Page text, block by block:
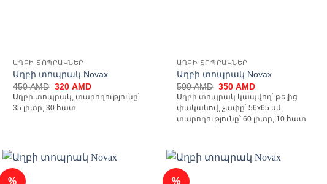
ԱՂԲԻ ՏՈՊՐԱԿՆԵՐ
Աղբի տոպրակ Novax
450AMD Original
price
was:
450 AMD.
320 AMDCurrent
price
is:
Աղբի տոպրակ, տարողությունը՝
35 լիտր, 30 հատ
ԱՂԲԻ ՏՈՊՐԱԿՆԵՐ
Աղբի տոպրակ Novax
500AMD Original
price
was:
500 AMD.
350 AMDCurrent
price
is:
350 AMD.
Աղբի տոպրակ կապվող՝ թելից
փականով, չափը՝ 56x65 սմ,
տարողությունը՝ 60 լիտր, 10 հատ
% %